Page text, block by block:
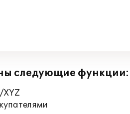
следующие функции:
XYZ